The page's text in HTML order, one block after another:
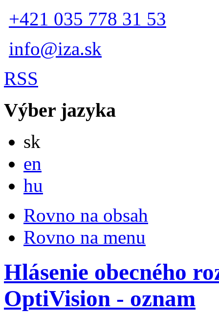
+421 035 778 31 53
info@iza.sk
RSS
Výber jazyka
sk
en
hu
Rovno na obsah
Rovno na menu
Hlásenie obecného
OptiVision - oznam